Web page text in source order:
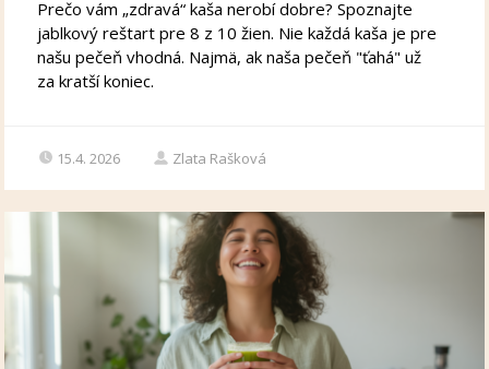
Prečo vám „zdravá“ kaša nerobí dobre? Spoznajte
jablkový reštart pre 8 z 10 žien. Nie každá kaša je pre
našu pečeň vhodná. Najmä, ak naša pečeň "ťahá" už
za kratší koniec.
15.4. 2026 Zlata Rašková